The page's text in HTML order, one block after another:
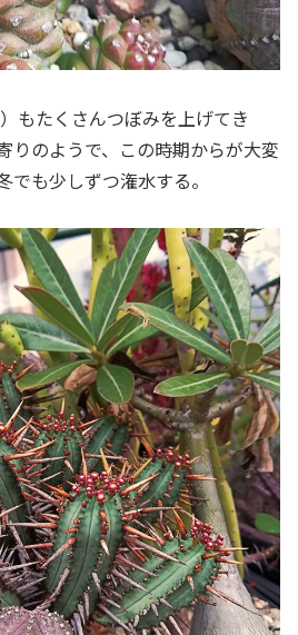
もたくさんつぼみを上げてき
りのようで、この時期からが大変
も少しずつ潅水する。